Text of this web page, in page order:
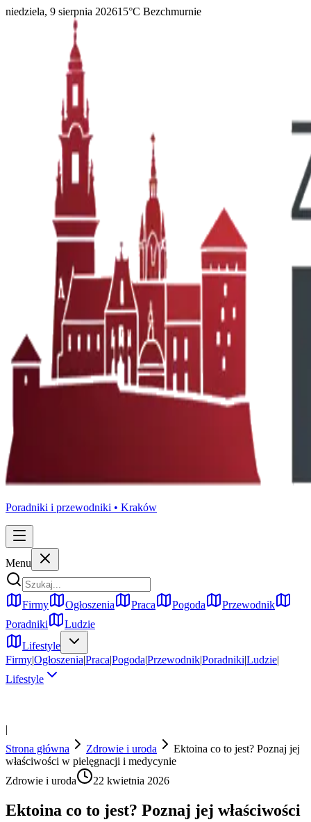
niedziela, 9 sierpnia 202615°C Bezchmurnie
Poradniki i przewodniki • Kraków
Menu
Firmy Ogłoszenia Praca Pogoda
Przewodnik
Poradniki
Ludzie
Lifestyle
Firmy|Ogłoszenia|Praca|Pogoda|Przewodnik|Poradniki|Ludzie|
Lifestyle
|
Strona główna
Zdrowie i uroda
Ektoina co to jest? Poznaj jej
właściwości w pielęgnacji i medycynie
Zdrowie i uroda
22 kwietnia 2026
Ektoina co to jest? Poznaj jej właściwości